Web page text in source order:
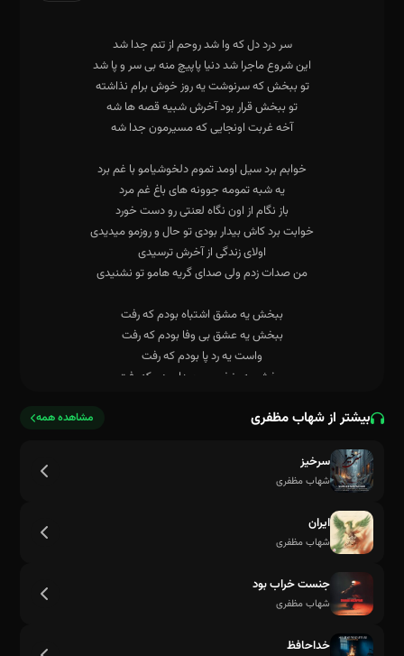
بیشتر از شهاب مظفری مشاهده همه
سرخیز
شهاب مظفری
ایران
شهاب مظفری
جنست خراب بود
شهاب مظفری
خداحافظ